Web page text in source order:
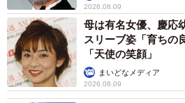
2026.08.09
母は有名女優、慶応
スリーブ姿「育ちの
「天使の笑顔」
まいどなメディア
2026.08.09